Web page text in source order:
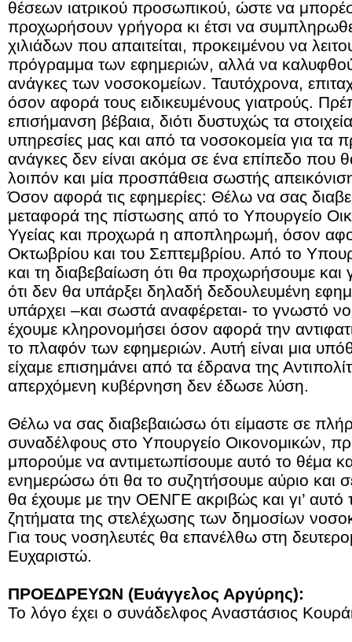
θέσεων ιατρικού προσωπικού, ώστε να
προχωρήσουν γρήγορα κι έτσι να
χιλιάδων που απαιτείται, προκειμένου να
πρόγραμμα των εφημεριών, αλλά να
ανάγκες των νοσοκομείων. Ταυτόχρονα,
όσον αφορά τους ειδικευμένους γιατρούς.
επισήμανση βέβαια, διότι δυστυχώς τα
υπηρεσίες μας και από τα νοσοκομεία για τα
ανάγκες δεν είναι ακόμα σε ένα επίπεδο που
λοιπόν και μία προσπάθεια σωστής
Όσον αφορά τις εφημερίες: Θέλω να σας
μεταφορά της πίστωσης από το Υπουργείο
Υγείας και προχωρά η αποπληρωμή, όσον
Οκτωβρίου και του Σεπτεμβρίου. Από το
και τη διαβεβαίωση ότι θα προχωρήσουμε και
ότι δεν θα υπάρξει δηλαδή δεδουλευμένη
υπάρχει –και σωστά αναφέρεται- το γνωστό
έχουμε κληρονομήσει όσον αφορά την
το πλαφόν των εφημεριών. Αυτή είναι μια
είχαμε επισημάνει από τα έδρανα της
απερχόμενη κυβέρνηση δεν έδωσε λύση.
Θέλω να σας διαβεβαιώσω ότι είμαστε σε
συναδέλφους στο Υπουργείο Οικονομικών,
μπορούμε να αντιμετωπίσουμε αυτό το θέμα
ενημερώσω ότι θα το συζητήσουμε αύριο και
θα έχουμε με την ΟΕΝΓΕ ακριβώς και γι’ αυτό
ζητήματα της στελέχωσης των δημοσίων
Για τους νοσηλευτές θα επανέλθω στη
Ευχαριστώ.
ΠΡΟΕΔΡΕΥΩΝ (Ευάγγελος Αργύρης):
Το λόγο έχει ο συνάδελφος Αναστάσιος